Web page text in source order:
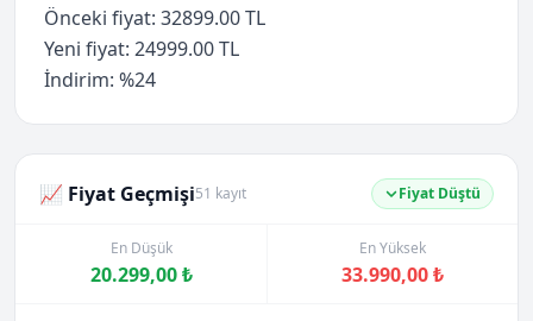
Önceki fiyat: 32899.00 TL
Yeni fiyat: 24999.00 TL
İndirim: %24
📈 Fiyat Geçmişi51 kayıt Fiyat Düştü
En Düşük
20.299,00 ₺
En Yüksek
33.990,00 ₺